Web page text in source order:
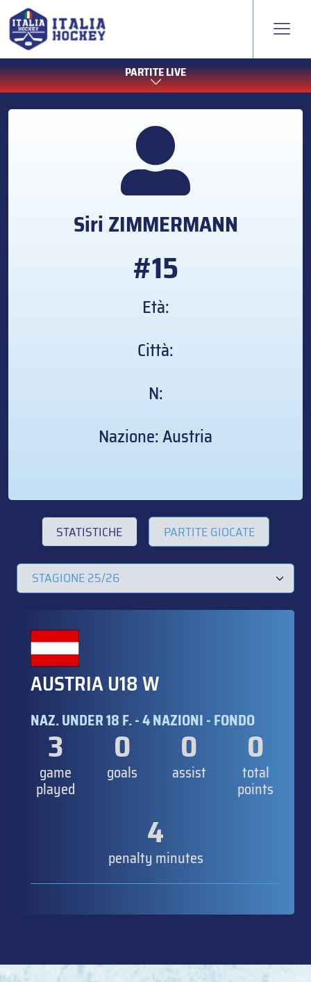
PARTITE LIVE
Siri ZIMMERMANN
#15
Età:
Città:
N:
Nazione: Austria
STATISTICHE PARTITE GIOCATE
AUSTRIA U18 W
NAZ. UNDER 18 F. - 4 NAZIONI - FONDO
3
game
played
0
goals
0
assist
0
total
points
4
penalty minutes